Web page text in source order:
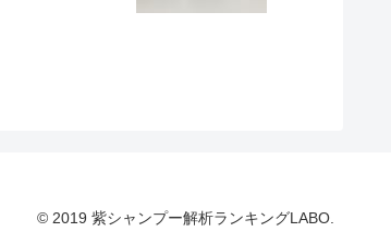
© 2019 紫シャンプー解析ランキングLABO.